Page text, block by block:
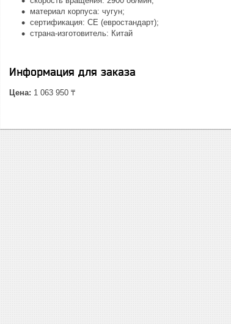
материал корпуса: чугун;
сертификация: CE (евростандарт);
страна-изготовитель: Китай
Информация для заказа
Цена: 1 063 950 ₸